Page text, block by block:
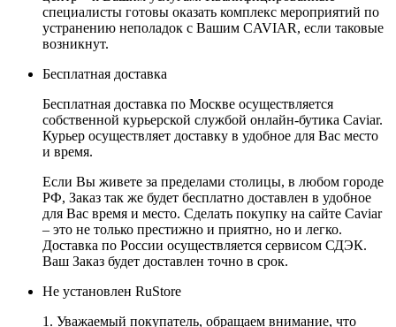
специалисты готовы оказать комплекс мероприятий по
устранению неполадок с Вашим CAVIAR, если таковые
возникнут.
Бесплатная доставка
Бесплатная доставка по Москве осуществляется
собственной курьерской службой онлайн-бутика Caviar.
Курьер осуществляет доставку в удобное для Вас место
и время.
Если Вы живете за пределами столицы, в любом городе
РФ, Заказ так же будет бесплатно доставлен в удобное
для Вас время и место. Сделать покупку на сайте Caviar
– это не только престижно и приятно, но и легко.
Доставка по России осуществляется сервисом СДЭК.
Ваш Заказ будет доставлен точно в срок.
Не установлен RuStore
1. Уважаемый покупатель, обращаем внимание, что